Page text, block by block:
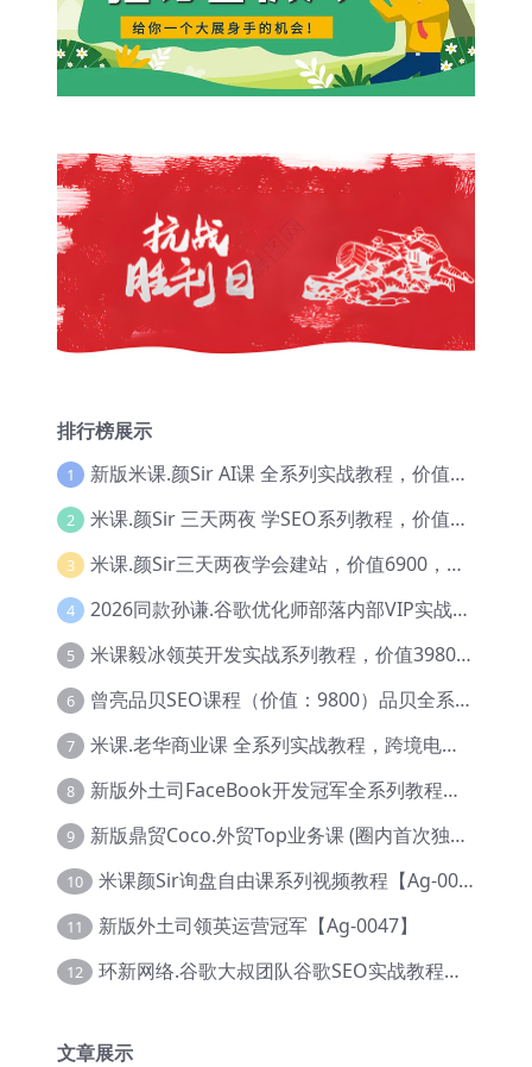
排行榜展示
1 新版米课.颜Sir AI课 全系列实战教程，价值9800，跨境首选！【Ag-0052】
2 米课.颜Sir 三天两夜 学SEO系列教程，价值9600元，跨境人都在学 【Ag-0056】
3 米课.颜Sir三天两夜学会建站，价值6900，MI课甄选课程 【Ag-0055】
4 2026同款孙谦.谷歌优化师部落内部VIP实战教程|价值4999元全网独家解码（官方报名版本）【@034】
5 米课毅冰领英开发实战系列教程，价值3980，跨境必选【Ag-0049】
6 曾亮品贝SEO课程（价值：9800）品贝全系列教程 【Ab-0022】
7 米课.老华商业课 全系列实战教程，跨境电商必学，价值16900元【Ag-0053】
8 新版外土司FaceBook开发冠军全系列教程【Ab-0021】
9 新版鼎贸Coco.外贸Top业务课 (圈内首次独家解码|460节课)【Ag-0091】
10 米课颜Sir询盘自由课系列视频教程【Ag-0020】
11 新版外土司领英运营冠军【Ag-0047】
12 环新网络.谷歌大叔团队谷歌SEO实战教程【Ab-0024】
文章展示